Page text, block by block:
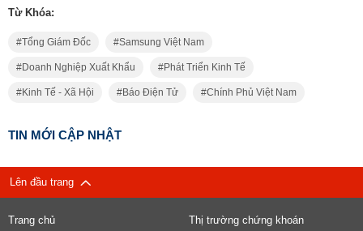
Từ Khóa:
Tổng Giám Đốc Samsung Việt Nam
Doanh Nghiệp Xuất Khẩu Phát Triển Kinh Tế
Kinh Tế - Xã Hội Báo Điện Tử Chính Phủ Việt Nam
TIN MỚI CẬP NHẬT
Lên đầu trang
Trang chủ Thị trường chứng khoán